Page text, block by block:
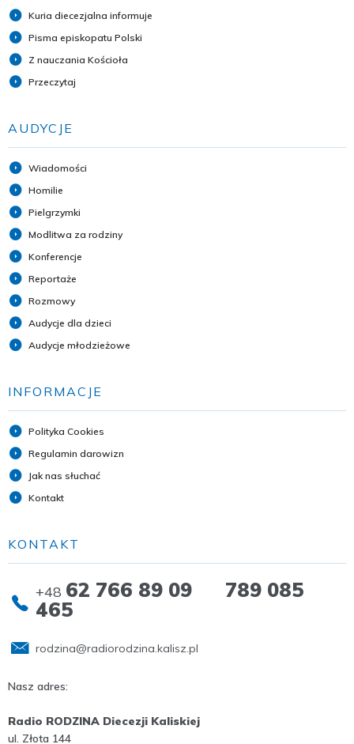
Kuria diecezjalna informuje
Pisma episkopatu Polski
Z nauczania Kościoła
Przeczytaj
AUDYCJE
Wiadomości
Homilie
Pielgrzymki
Modlitwa za rodziny
Konferencje
Reportaże
Rozmowy
Audycje dla dzieci
Audycje młodzieżowe
INFORMACJE
Polityka Cookies
Regulamin darowizn
Jak nas słuchać
Kontakt
KONTAKT
+48 62 766 89 09 789 085
465
rodzina@radiorodzina.kalisz.pl
Nasz adres:
Radio RODZINA Diecezji Kaliskiej
ul. Złota 144